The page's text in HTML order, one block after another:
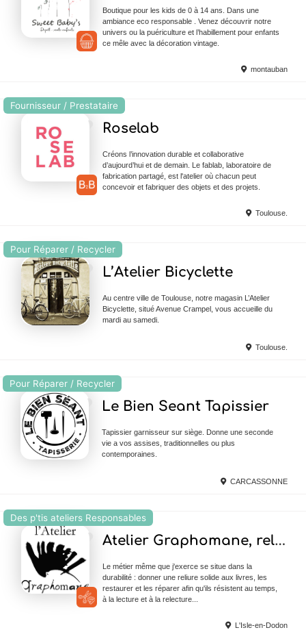
Boutique pour les kids de 0 à 14 ans. Dans une
ambiance eco responsable . Venez découvrir notre
univers ou la puériculture et l’habillement pour enfants
ce mêle avec la décoration vintage.
montauban
Fournisseur / Prestataire
Roselab
Créons l’innovation durable et collaborative
d’aujourd’hui et de demain. Le fablab, laboratoire de
fabrication partagé, est l'atelier où chacun peut
concevoir et fabriquer des objets et des projets.
Toulouse.
Pour Réparer / Recycler
L’Atelier Bicyclette
Au centre ville de Toulouse, notre magasin L’Atelier
Bicyclette, situé Avenue Crampel, vous accueille du
mardi au samedi.
Toulouse.
Pour Réparer / Recycler
Le Bien Seant Tapissier
Tapissier garnisseur sur siège. Donne une seconde
vie a vos assises, traditionnelles ou plus
contemporaines.
CARCASSONNE
Des p'tis ateliers Responsables
Atelier Graphomane, reliure Fabienne Morelli
Le métier même que j'exerce se situe dans la
durabilité : donner une reliure solide aux livres, les
restaurer et les réparer afin qu'ils résistent au temps,
à la lecture et à la relecture...
L'Isle-en-Dodon